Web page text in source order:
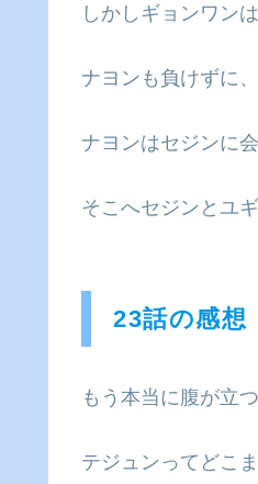
しかしギョンワン
ナヨンも負けずに
ナヨンはセジンに
そこへセジンとユ
23話の感想
もう本当に腹が立つ
テジュンってどこ